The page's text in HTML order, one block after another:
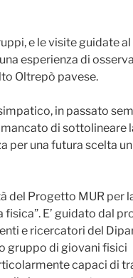
e le visite guidate
esperienza di
Oltrepò pavese.
in passato
di sottolineare
per una futura scelta
del Progetto MUR per
E’ guidato dal
e ricercatori del
gruppo di giovani fisici
capaci di